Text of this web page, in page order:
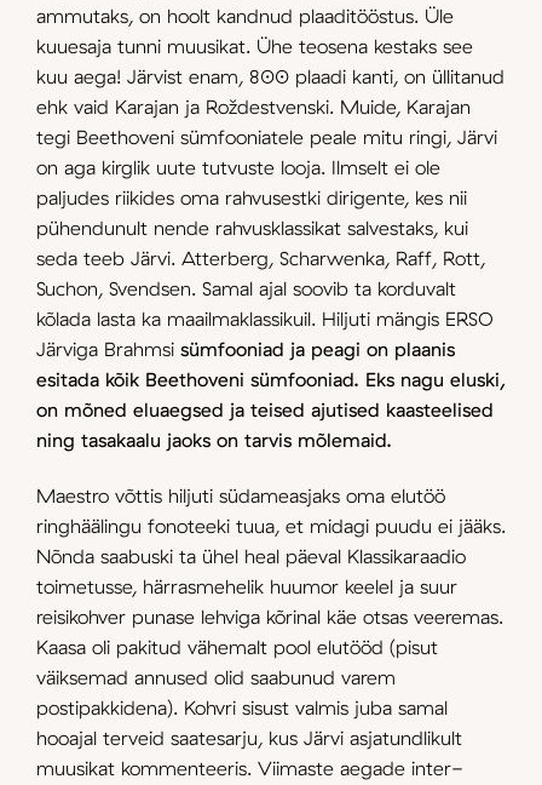
ammutaks, on hoolt kandnud plaaditööstus. Üle
kuuesaja tunni muusikat. Ühe teosena kestaks see
kuu aega! Järvist enam, 800 plaadi kanti, on üllitanud
ehk vaid Karajan ja Roždestvenski. Muide, Karajan
tegi Beethoveni sümfooniatele peale mitu ringi, Järvi
on aga kirglik uute tutvuste looja. Ilmselt ei ole
paljudes riikides oma rahvusestki dirigente, kes nii
pühendunult nende rahvusklassikat salvestaks, kui
seda teeb Järvi. Atterberg, Scharwenka, Raff, Rott,
Suchon, Svendsen. Samal ajal soovib ta korduvalt
kõlada lasta ka maailmaklassikuil. Hiljuti mängis ERSO
Järviga Brahmsi sümfooniad ja peagi on plaanis
esitada kõik Beethoveni sümfooniad. Eks nagu eluski,
on mõned eluaegsed ja teised ajutised kaasteelised
ning tasakaalu jaoks on tarvis mõlemaid.
Maestro võttis hiljuti südame­asjaks oma elutöö
ringhäälingu fonoteeki tuua, et midagi puudu ei jääks.
Nõnda saabuski ta ühel heal päeval Klassikaraadio
toimetusse, härrasmehelik huumor keelel ja suur
reisikohver punase lehviga kõrinal käe otsas veeremas.
Kaasa oli pakitud vähemalt pool elutööd (pisut
väiksemad annused olid saabunud varem
postipakkidena). Kohvri sisust valmis juba samal
hooajal terveid saatesarju, kus Järvi asjatundlikult
muusikat kommenteeris. Viimaste aegade inter­